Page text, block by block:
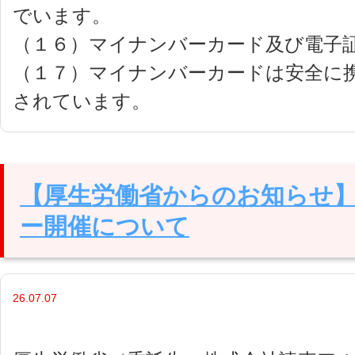
でいます。
（１６）マイナンバーカード及び電
（１７）マイナンバーカードは安全
されています。
【厚生労働省からのお知らせ
ー開催について
26.07.07